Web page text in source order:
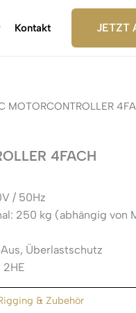
Kontakt JETZT
MOTORCONTROLLER
4FACH
/ 50Hz
250 kg (abhängig von
Überlastschutz
2HE
& Zubehör